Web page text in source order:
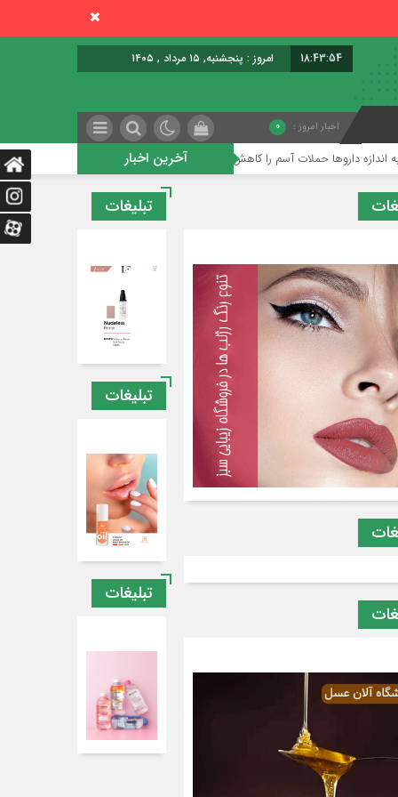
18:43:55 امروز : پنجشنبه, ۱۵ مرداد , ۱۴۰۵
اخبار امروز : 0
آخرین اخبار آسم را کاهش دهد فقط شیر نیست؛ متخصصان می‌گویند این خوراکی‌ها
تبلیغات
تبلیغات
تبلیغات